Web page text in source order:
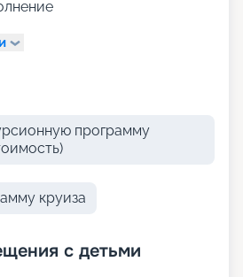
программу
круиза
с детьми